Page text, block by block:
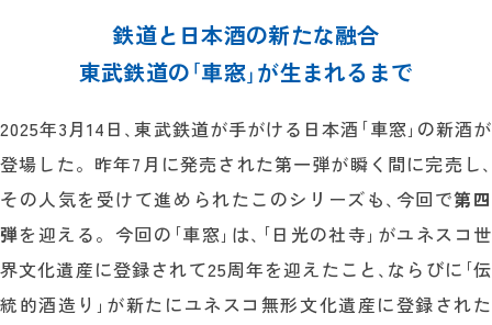
鉄道と日本酒の新たな融合
東武鉄道の｢車窓｣が生まれるまで
2025年3月14日､東武鉄道が手がける日本酒｢車窓｣の新酒が
登場した。昨年7月に発売された第一弾が瞬く間に完売し､
その人気を受けて進められたこのシリーズも､今回で第四
弾を迎える。今回の｢車窓｣は､｢日光の社寺｣がユネスコ世
界文化遺産に登録されて25周年を迎えたこと､ならびに｢伝
統的酒造り｣が新たにユネスコ無形文化遺産に登録された